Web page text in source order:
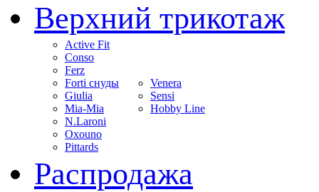
Верхний трикотаж
Active Fit
Conso
Ferz
Forti снуды
Giulia
Mia-Mia
N.Laroni
Oxouno
Pittards
Venera
Sensi
Hobby Line
Распродажа